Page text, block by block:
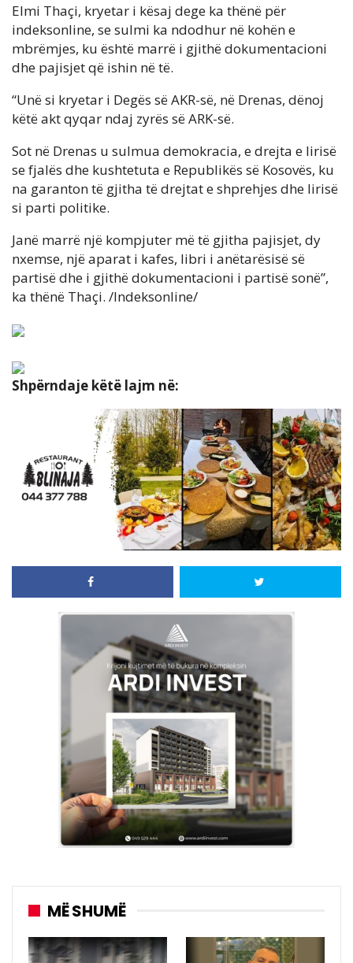
Elmi Thaçi, kryetar i kësaj dege ka thënë për
indeksonline, se sulmi ka ndodhur në kohën e
mbrëmjes, ku është marrë i gjithë dokumentacioni
dhe pajisjet që ishin në të.
“Unë si kryetar i Degës së AKR-së, në Drenas, dënoj
këtë akt qyqar ndaj zyrës së ARK-së.
Sot në Drenas u sulmua demokracia, e drejta e lirisë
se fjalës dhe kushtetuta e Republikës së Kosovës, ku
na garanton të gjitha të drejtat e shprehjes dhe lirisë
si parti politike.
Janë marrë një kompjuter më të gjitha pajisjet, dy
nxemse, një aparat i kafes, libri i anëtarësisë së
partisë dhe i gjithë dokumentacioni i partisë sonë”,
ka thënë Thaçi. /Indeksonline/
Shpërndaje këtë lajm në:
MË SHUMË